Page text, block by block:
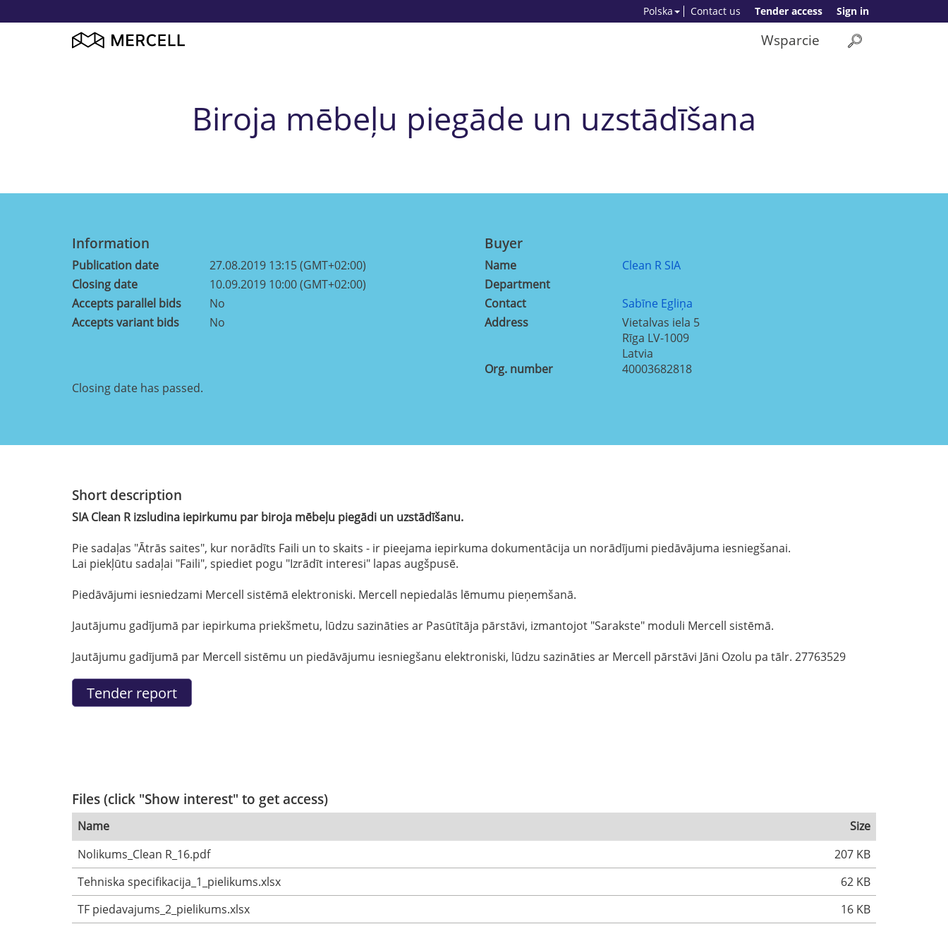
Sign in
Tender access
Contact us
Polska
Wsparcie
Biroja mēbeļu piegāde un uzstādīšana
Information
Publication date
27.08.2019 13:15 (GMT+02:00)
Closing date
10.09.2019 10:00 (GMT+02:00)
Accepts parallel bids
No
Accepts variant bids
No
Buyer
Name
Clean R SIA
Department
Contact
Sabīne Egliņa
Address
Vietalvas iela 5
Rīga LV-1009
Latvia
Org. number
40003682818
Closing date has passed.
Short description
SIA Clean R izsludina iepirkumu par biroja mēbeļu piegādi un uzstādīšanu.
Pie sadaļas "Ātrās saites", kur norādīts Faili un to skaits - ir pieejama iepirkuma dokumentācija un norādījumi piedāvājuma iesniegšanai.
Lai piekļūtu sadaļai "Faili", spiediet pogu "Izrādīt interesi" lapas augšpusē.
Piedāvājumi iesniedzami Mercell sistēmā elektroniski. Mercell nepiedalās lēmumu pieņemšanā.
Jautājumu gadījumā par iepirkuma priekšmetu, lūdzu sazināties ar Pasūtītāja pārstāvi, izmantojot "Sarakste" moduli Mercell sistēmā.
Jautājumu gadījumā par Mercell sistēmu un piedāvājumu iesniegšanu elektroniski, lūdzu sazināties ar Mercell pārstāvi Jāni Ozolu pa tālr. 27763529
Files (click "Show interest" to get access)
Name
Size
Nolikums_Clean R_16.pdf
207 KB
Tehniska specifikacija_1_pielikums.xlsx
62 KB
TF piedavajums_2_pielikums.xlsx
16 KB